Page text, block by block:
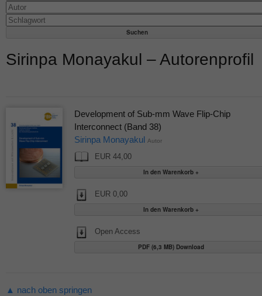
Sirinpa Monayakul – Autorenprofil
Development of Sub-mm Wave Flip-Chip
Interconnect (Band 38)
Sirinpa Monayakul Autor
EUR 44,00
EUR 0,00
Open Access
PDF (6,3 MB) Download
▲ nach oben springen